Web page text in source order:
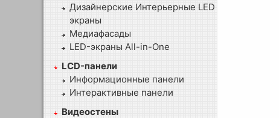
Дизайнерские Интерьерные LED
экраны
Медиафасады
LED-экраны All-in-One
LCD-панели
Информационные панели
Интерактивные панели
Видеостены